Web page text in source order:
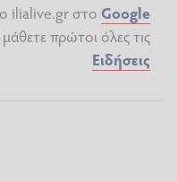
ilialive.gr στο Google
μάθετε πρώτοι όλες τις
Ειδήσεις